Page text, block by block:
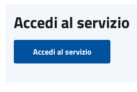
Accedi al servizio
Accedi al servizio